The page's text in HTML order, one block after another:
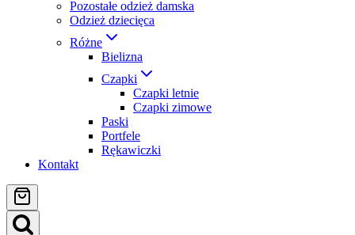
Pozostałe odzież damska
Odzież dziecięca
Różne
Bielizna
Czapki
Czapki letnie
Czapki zimowe
Paski
Portfele
Rękawiczki
Kontakt